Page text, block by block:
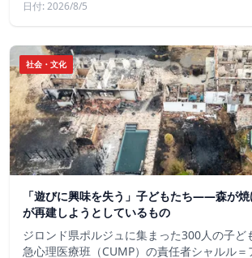
日付: 2026/8/5
社会・文化
「遊びに興味を失う」子どもたち——森が
が再建しようとしているもの
ジロンド県ポルジュに集まった300人の子ど
急心理医療班（CUMP）の責任者シャルル